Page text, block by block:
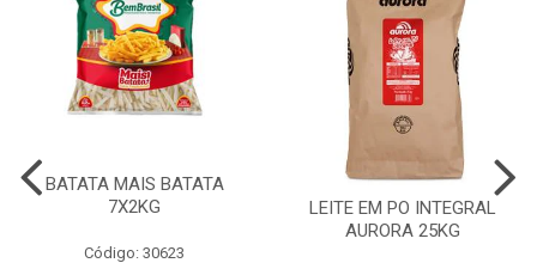
BATATA MAIS BATATA
7X2KG
Código: 30623
LEITE EM PO INTEGRAL
AURORA 25KG